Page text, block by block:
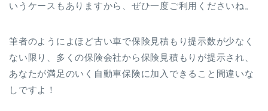
いうケースもありますから、ぜひ一度ご利用くださいね。
筆者のようによほど古い車で保険見積もり提示数が少なく
ない限り、多くの保険会社から保険見積もりが提示され、
あなたが満足のいく自動車保険に加入できること間違いな
しですよ！